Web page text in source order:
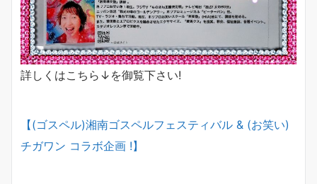
詳しくはこちら↓を御覧下さい!
【(ゴスペル)湘南ゴスペルフェスティバル & (お笑い)
チガワン コラボ企画 !】